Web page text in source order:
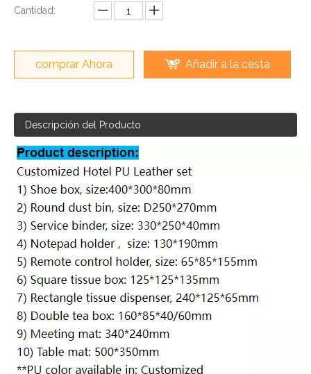
Cantidad:
comprar Ahora Añadir a la cesta
Descripción del Producto